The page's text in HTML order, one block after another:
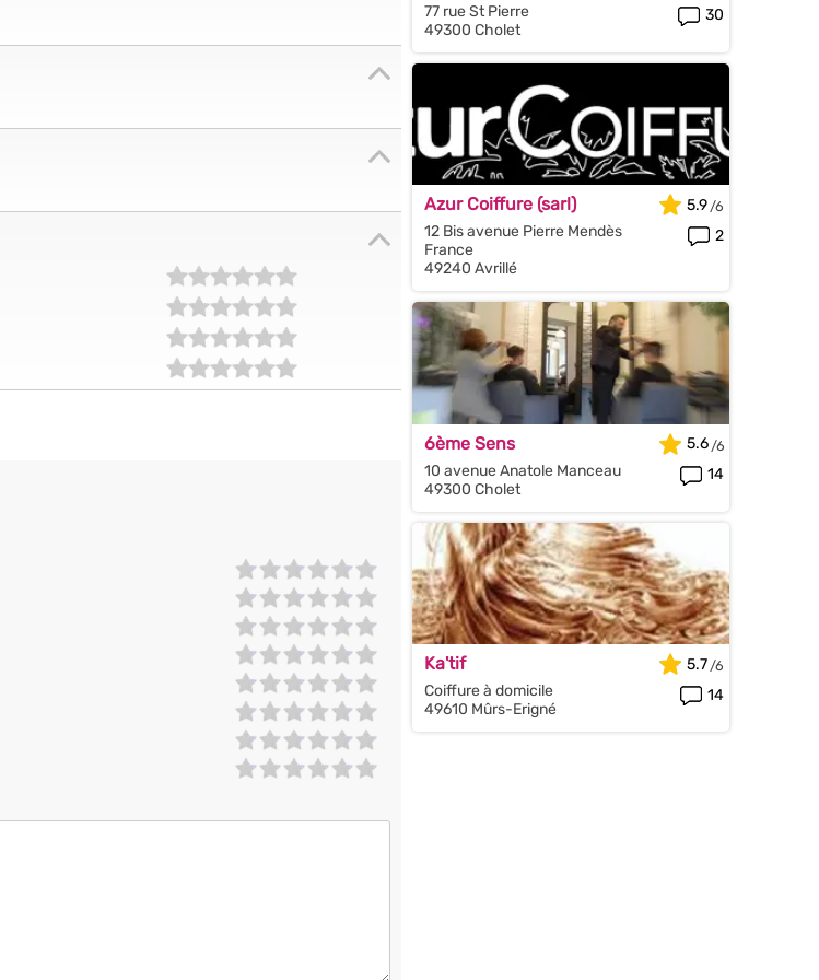
77 rue St Pierre
49300 Cholet
30
Azur Coiffure (sarl)
12 Bis avenue Pierre Mendès
France
49240 Avrillé
5.9
2
6ème Sens
10 avenue Anatole Manceau
49300 Cholet
5.6
14
Ka'tif
Coiffure à domicile
49610 Mûrs-Erigné
5.7
14